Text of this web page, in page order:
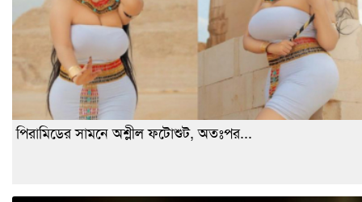
পিরামিডের সামনে অশ্লীল ফটোশুট, অতঃপর...